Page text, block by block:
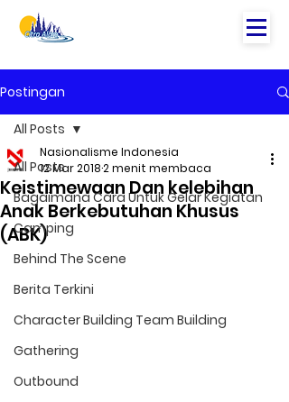
Postingan
All Posts
Bagaimana Cara Untuk Gelar Kegiatan
Camping
Behind The Scene
Berita Terkini
Character Building Team Building
Gathering
Outbound
All Posts
Keistimewaan Dan kelebihan
Anak Berkebutuhan Khusus
(ABK)
Nasionalisme Indonesia
12 Mar 20182 menit membaca